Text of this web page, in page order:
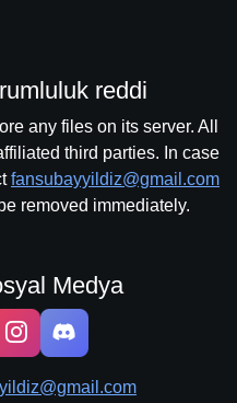
reddi
any files on its server. All
third parties. In case
fansubayyildiz@gmail.com
removed immediately.
Medya